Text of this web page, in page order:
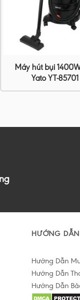
Máy hút bụi
Yato YT-85701
HƯỚNG
Hướng Dẫn
Hướng Dẫn
Hướng Dẫn